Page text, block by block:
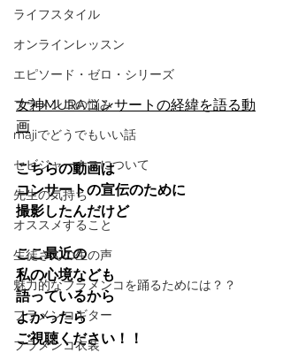
ライフスタイル
オンラインレッスン
エピソード・ゼロ・シリーズ
フラメンコの悩み
majiでどうでもいい話
セビジャーナスについて
先生の気持ち
オススメすること
生徒さんの生の声
魅力的なフラメンコを踊るためには？？
フラメンコギター
フラメンコ衣装
女神MURAコンサートの経緯を語る動
画
こちらの動画は
コンサートの宣伝のために
撮影したんだけど
ここ最近の
私の心境なども
語っているから
よかったら
ご視聴ください！！